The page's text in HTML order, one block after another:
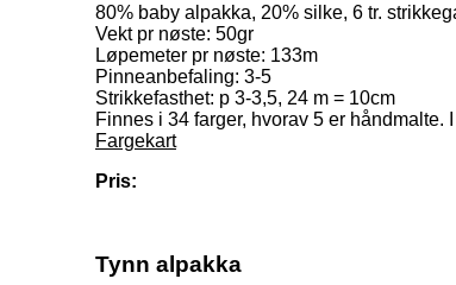
80% baby alpakka, 20% silke, 6 tr.
Vekt pr nøste: 50gr
Løpemeter pr nøste: 133m
Pinneanbefaling: 3-5
Strikkefasthet: p 3-3,5, 24 m = 10cm
Finnes i 34 farger, hvorav 5 er håndmalte.
Fargekart
Pris:
Tynn alpakka